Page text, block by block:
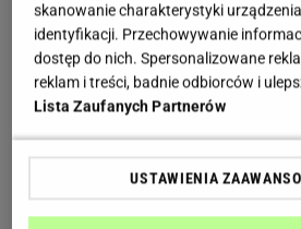
skanowanie charakterystyki
identyfikacji. Przechowywanie
dostęp do nich. Spersonalizowane
reklam i treści, badnie odbiorców i
Lista Zaufanych Partnerów
USTAWIENIA